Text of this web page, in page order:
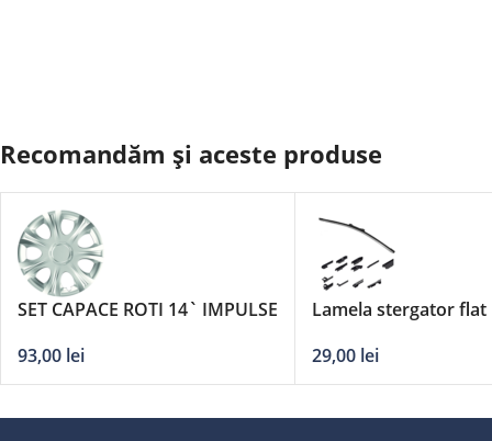
Recomandăm și aceste produse
SET CAPACE ROTI 14` IMPULSE
93,00 lei
Lamela stergator flat
29,00 lei